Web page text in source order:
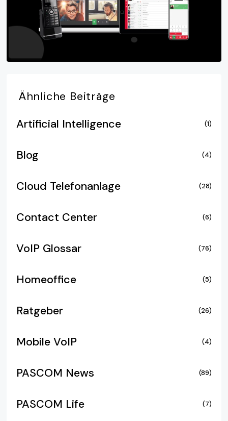
Ähnliche Beiträge
Artificial Intelligence
(1)
Blog (4)
Cloud Telefonanlage (28)
Contact Center (6)
VoIP Glossar (76)
Homeoffice (5)
Ratgeber (26)
Mobile VoIP (4)
PASCOM News (89)
PASCOM Life (7)